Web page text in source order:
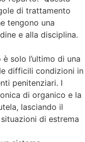
di trattamento
tengono una
e alla disciplina.
è solo l’ultimo di una
difficili condizioni in
penitenziari. I
di organico e la
lasciando il
di estrema